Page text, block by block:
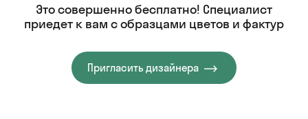
Это совершенно бесплатно! Специалист
приедет к вам с образцами цветов и фактур
Пригласить дизайнера